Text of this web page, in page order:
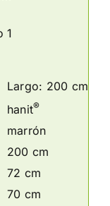
1
Largo: 200 cm
hanit®
marrón
200 cm
72 cm
70 cm